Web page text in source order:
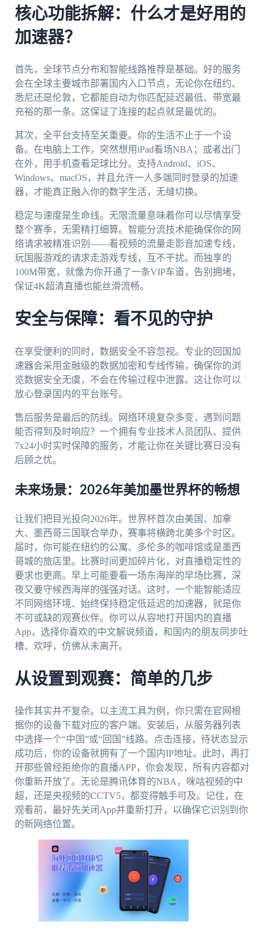
核心功能拆解：什么才是好用的
加速器？
首先，全球节点分布和智能线路推荐是基础。好的服务
会在全球主要城市部署国内入口节点，无论你在纽约、
悉尼还是伦敦，它都能自动为你匹配延迟最低、带宽最
充裕的那一条。这保证了连接的起点就是最优的。
其次，全平台支持至关重要。你的生活不止于一个设
备。在电脑上工作，突然想用iPad看场NBA；或者出门
在外，用手机查看足球比分。支持Android、iOS、
Windows、macOS，并且允许一人多端同时登录的加速
器，才能真正融入你的数字生活，无缝切换。
稳定与速度是生命线。无限流量意味着你可以尽情享受
整个赛季，无需精打细算。智能分流技术能确保你的网
络请求被精准识别——看视频的流量走影音加速专线，
玩国服游戏的请求走游戏专线，互不干扰。而独享的
100M带宽，就像为你开通了一条VIP车道，告别拥堵，
保证4K超清直播也能丝滑流畅。
安全与保障：看不见的守护
在享受便利的同时，数据安全不容忽视。专业的回国加
速器会采用金融级的数据加密和专线传输，确保你的浏
览数据安全无虞，不会在传输过程中泄露。这让你可以
放心登录国内的平台账号。
售后服务是最后的防线。网络环境复杂多变，遇到问题
能否得到及时响应？一个拥有专业技术人员团队、提供
7x24小时实时保障的服务，才能让你在关键比赛日没有
后顾之忧。
未来场景：2026年美加墨世界杯的畅想
让我们把目光投向2026年。世界杯首次由美国、加拿
大、墨西哥三国联合举办，赛事将横跨北美多个时区。
届时，你可能在纽约的公寓、多伦多的咖啡馆或是墨西
哥城的旅店里。比赛时间更加碎片化，对直播稳定性的
要求也更高。早上可能要看一场东海岸的早场比赛，深
夜又要守候西海岸的强强对话。这时，一个能智能适应
不同网络环境、始终保持稳定低延迟的加速器，就是你
不可或缺的观赛伙伴。你可以从容地打开国内的直播
App，选择你喜欢的中文解说频道，和国内的朋友同步吐
槽、欢呼，仿佛从未离开。
从设置到观赛：简单的几步
操作其实并不复杂。以主流工具为例，你只需在官网根
据你的设备下载对应的客户端。安装后，从服务器列表
中选择一个“中国”或“回国”线路。点击连接，待状态显示
成功后，你的设备就拥有了一个国内IP地址。此时，再打
开那些曾经拒绝你的直播APP，你会发现，所有内容都对
你重新开放了。无论是腾讯体育的NBA，咪咕视频的中
超，还是央视频的CCTV5，都变得触手可及。记住，在
观看前，最好先关闭App并重新打开，以确保它识别到你
的新网络位置。